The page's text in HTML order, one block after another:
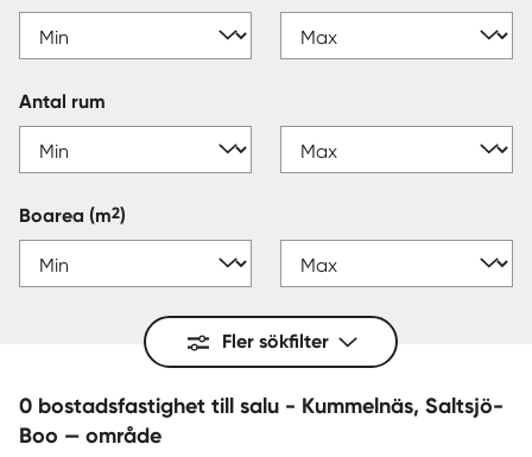
Antal rum
Boarea (m2)
Fler sökfilter
0 bostadsfastighet till salu - Kummelnäs, Saltsjö-
Boo — område